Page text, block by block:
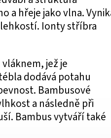
a hřeje jako vlna.
Ionty stříbra
jež je
dodává potahu
Bambusové
a následně při
Bambus vytváří také